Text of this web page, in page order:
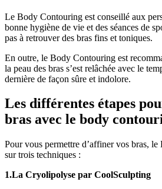
Le Body Contouring est conseillé aux
bonne hygiène de vie et des séances de
pas à retrouver des bras fins et toniques.
En outre, le Body Contouring est
la peau des bras s’est relâchée avec le
dernière de façon sûre et indolore.
Les différentes étapes
bras avec le body
Pour vous permettre d’affiner vos bras,
sur trois techniques :
1.La Cryolipolyse par CoolSculpting